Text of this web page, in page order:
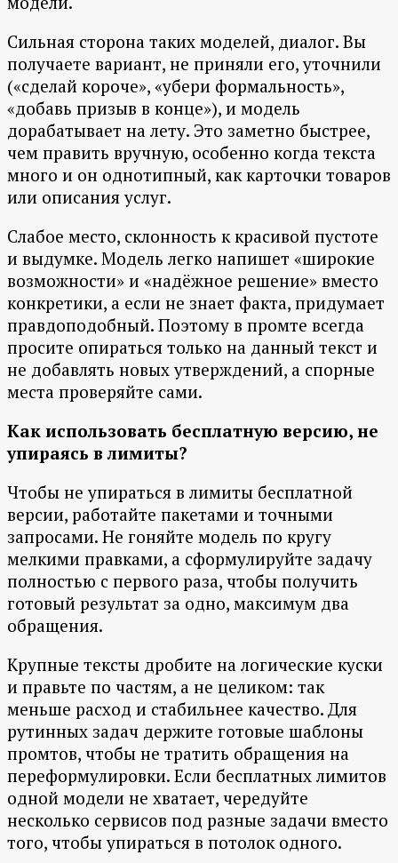
Сильная сторона таких моделей, диалог. Вы
получаете вариант, не приняли его, уточнили
(«сделай короче», «убери формальность»,
«добавь призыв в конце»), и модель
дорабатывает на лету. Это заметно быстрее,
чем править вручную, особенно когда текста
много и он однотипный, как карточки товаров
или описания услуг.
Слабое место, склонность к красивой пустоте
и выдумке. Модель легко напишет «широкие
возможности» и «надёжное решение» вместо
конкретики, а если не знает факта, придумает
правдоподобный. Поэтому в промте всегда
просите опираться только на данный текст и
не добавлять новых утверждений, а спорные
места проверяйте сами.
Как использовать бесплатную версию, не
упираясь в лимиты?
Чтобы не упираться в лимиты бесплатной
версии, работайте пакетами и точными
запросами. Не гоняйте модель по кругу
мелкими правками, а сформулируйте задачу
полностью с первого раза, чтобы получить
готовый результат за одно, максимум два
обращения.
Крупные тексты дробите на логические куски
и правьте по частям, а не целиком: так
меньше расход и стабильнее качество. Для
рутинных задач держите готовые шаблоны
промтов, чтобы не тратить обращения на
переформулировки. Если бесплатных лимитов
одной модели не хватает, чередуйте
несколько сервисов под разные задачи вместо
того, чтобы упираться в потолок одного.